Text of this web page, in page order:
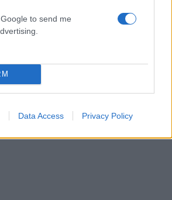
to send me
Data Access Privacy Policy
Ανανέωσε τη συνεργασία του